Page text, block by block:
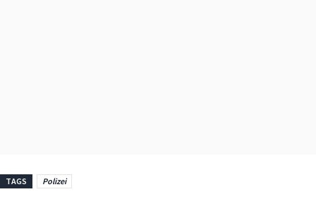
TAGS Polizei